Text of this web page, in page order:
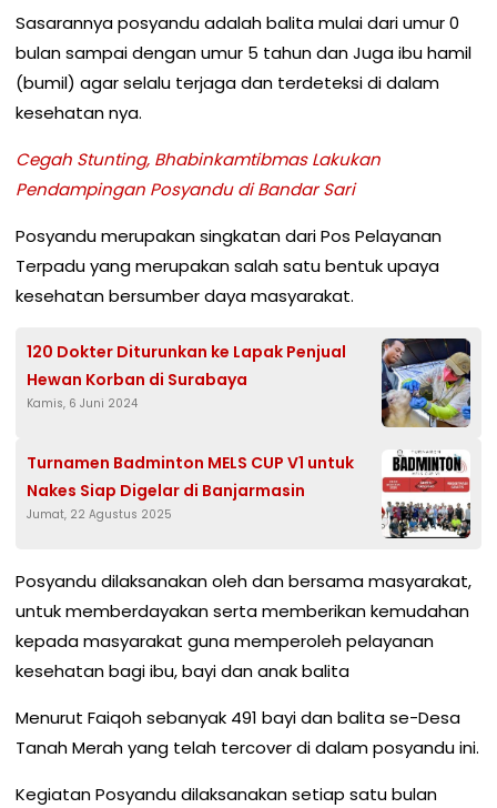
Sasarannya posyandu adalah balita mulai dari umur 0
bulan sampai dengan umur 5 tahun dan Juga ibu hamil
(bumil) agar selalu terjaga dan terdeteksi di dalam
kesehatan nya.
Cegah Stunting, Bhabinkamtibmas Lakukan
Pendampingan Posyandu di Bandar Sari
Posyandu merupakan singkatan dari Pos Pelayanan
Terpadu yang merupakan salah satu bentuk upaya
kesehatan bersumber daya masyarakat.
120 Dokter Diturunkan ke Lapak Penjual
Hewan Korban di Surabaya
Kamis, 6 Juni 2024
Turnamen Badminton MELS CUP V1 untuk
Nakes Siap Digelar di Banjarmasin
Jumat, 22 Agustus 2025
Posyandu dilaksanakan oleh dan bersama masyarakat,
untuk memberdayakan serta memberikan kemudahan
kepada masyarakat guna memperoleh pelayanan
kesehatan bagi ibu, bayi dan anak balita
Menurut Faiqoh sebanyak 491 bayi dan balita se-Desa
Tanah Merah yang telah tercover di dalam posyandu ini.
Kegiatan Posyandu dilaksanakan setiap satu bulan